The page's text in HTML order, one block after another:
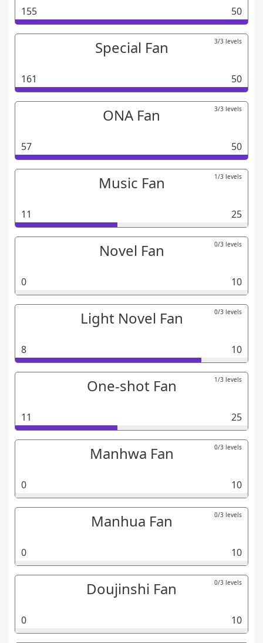
155 50
Special Fan 3/3 levels
161 50
ONA Fan 3/3 levels
57 50
Music Fan 1/3 levels
11 25
Novel Fan 0/3 levels
0 10
Light Novel Fan 0/3 levels
8 10
One-shot Fan 1/3 levels
11 25
Manhwa Fan 0/3 levels
0 10
Manhua Fan 0/3 levels
0 10
Doujinshi Fan 0/3 levels
0 10